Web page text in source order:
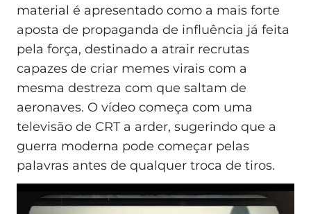
material é apresentado como a mais forte
aposta de propaganda de influência já feita
pela força, destinado a atrair recrutas
capazes de criar memes virais com a
mesma destreza com que saltam de
aeronaves. O vídeo começa com uma
televisão de CRT a arder, sugerindo que a
guerra moderna pode começar pelas
palavras antes de qualquer troca de tiros.